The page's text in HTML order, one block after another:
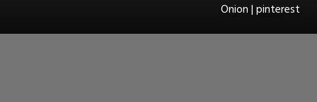
Onion | pinterest